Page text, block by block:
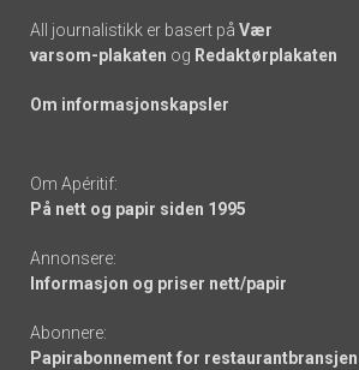
All journalistikk er basert på Vær
varsom-plakaten og Redaktørplakaten
Om informasjonskapsler
Om Apéritif:
På nett og papir siden 1995
Annonsere:
Informasjon og priser nett/papir
Abonnere:
Papirabonnement for restaurantbransjen